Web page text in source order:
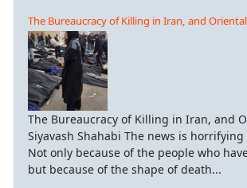
The Bureaucracy of Killing in Iran, and
The Bureaucracy of Killing in Iran, and
Siyavash Shahabi The news is
Not only because of the people who
but because of the shape of death...